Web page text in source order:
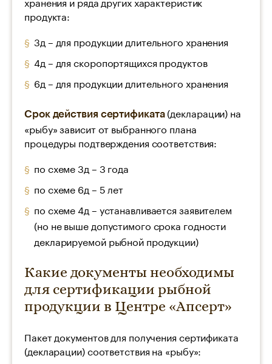
продукта:
3д – для продукции длительного хранения
4д – для скоропортящихся продуктов
6д – для продукции длительного хранения
Срок действия сертификата(декларации) на
«рыбу» зависит от выбранного плана
процедуры подтверждения соответствия:
по схеме 3д – 3 года
по схеме 6д – 5 лет
по схеме 4д – устанавливается заявителем
(но не выше допустимого срока годности
декларируемой рыбной продукции)
Какие документы необходимы
для сертификации рыбной
продукции в Центре «Апсерт»
Пакет документов для получения сертификата
(декларации) соответствия на «рыбу»: